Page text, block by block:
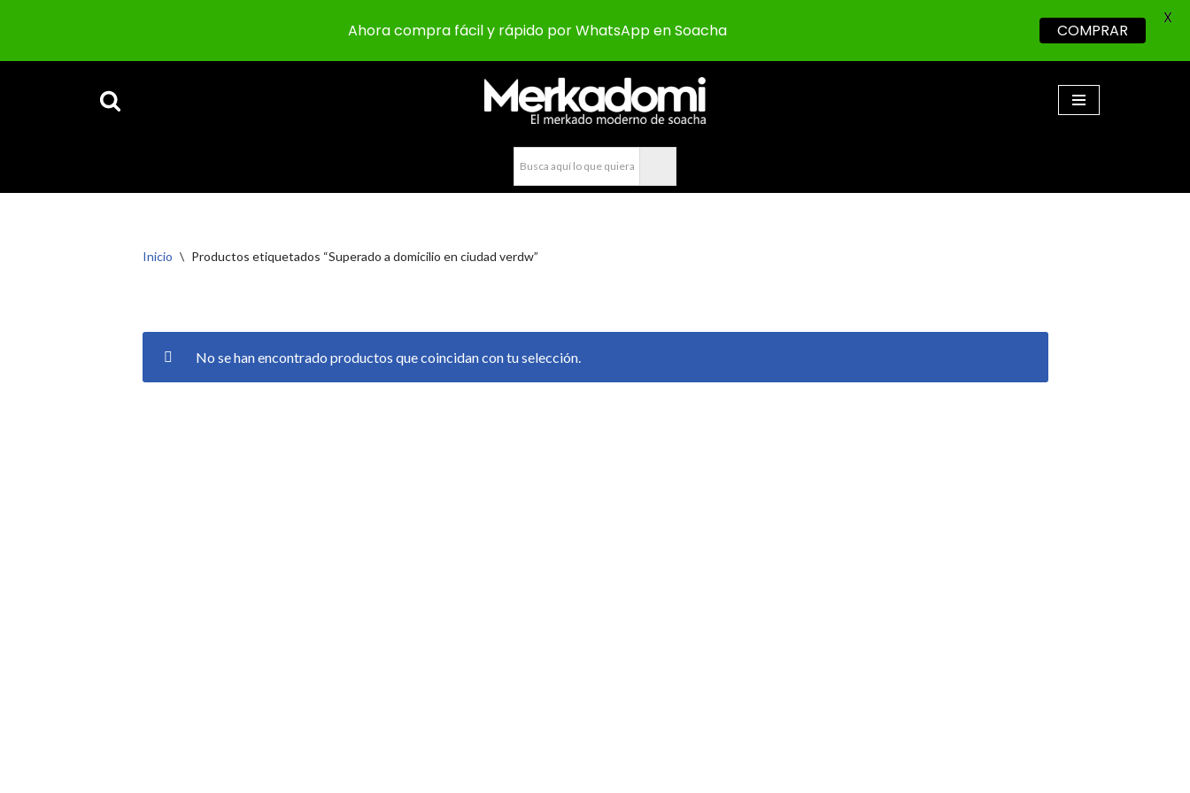
Inicio \ Productos etiquetados “Superado a domicilio en ciudad verdw”
No se han encontrado productos que coincidan con tu selección.
Ahora compra fácil y rápido por WhatsApp en Soacha COMPRAR
X